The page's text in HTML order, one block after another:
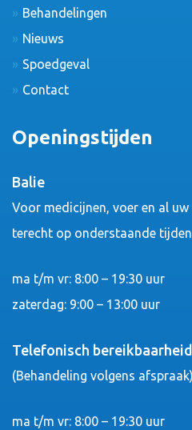
Behandelingen
Nieuws
Spoedgeval
Contact
Openingstijden
Balie
Voor medicijnen, voer en al
terecht op onderstaande
ma t/m vr: 8:00 – 19:30 uur
zaterdag: 9:00 – 13:00 uur
Telefonisch bereikbaarheid
(Behandeling volgens afspraak)
ma t/m vr: 8:00 – 19:30 uur